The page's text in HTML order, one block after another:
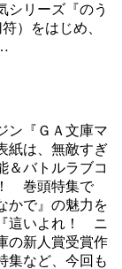
シリーズ『のう
）をはじめ、
ン『ＧＡ文庫マ
紙は、無敵すぎ
＆バトルラブコ
巻頭特集で
かで』の魅力を
這いよれ！ ニ
の新人賞受賞作
集など、今回も